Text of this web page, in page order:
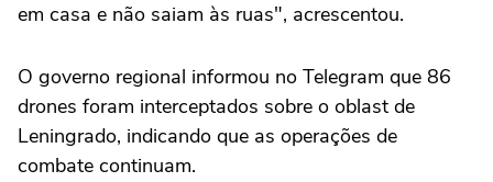
em casa e não saiam às ruas", acrescentou.
O governo regional informou no Telegram que 86
drones foram interceptados sobre o oblast de
Leningrado, indicando que as operações de
combate continuam.